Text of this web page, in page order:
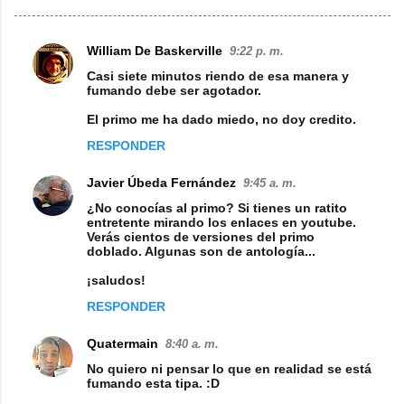
C
t
a
William De Baskerville 9:22 p. m.
Casi siete minutos riendo de esa manera y
fumando debe ser agotador.
El primo me ha dado miedo, no doy credito.
RESPONDER
Javier Úbeda Fernández 9:45 a. m.
¿No conocías al primo? Si tienes un ratito
entretente mirando los enlaces en youtube.
Verás cientos de versiones del primo
doblado. Algunas son de antología...
¡saludos!
RESPONDER
Quatermain 8:40 a. m.
No quiero ni pensar lo que en realidad se está
fumando esta tipa. :D